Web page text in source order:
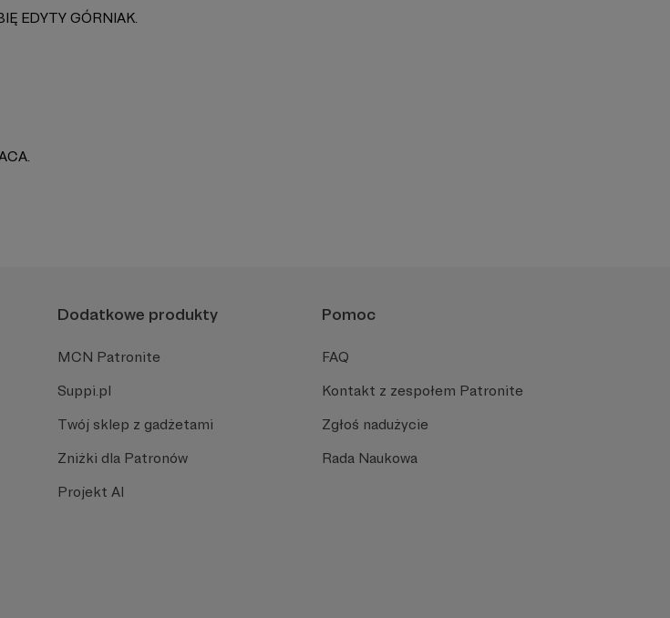
EDYTY GÓRNIAK.
Dodatkowe produkty
MCN Patronite
Suppi.pl
Twój sklep z gadżetami
Zniżki dla Patronów
Projekt AI
Pomoc
FAQ
Kontakt z zespołem Patronite
Zgłoś nadużycie
Rada Naukowa